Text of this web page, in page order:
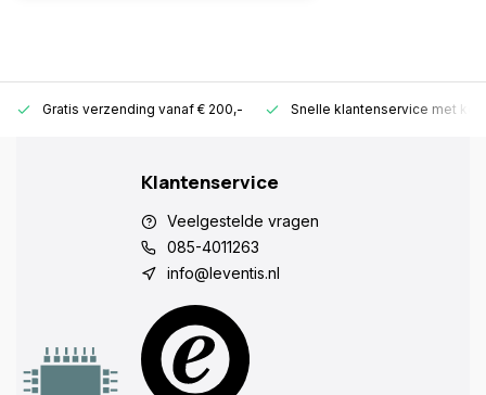
Gratis verzending vanaf € 200,- Snelle klantenservice met
Klantenservice
Veelgestelde vragen
085-4011263
info@leventis.nl